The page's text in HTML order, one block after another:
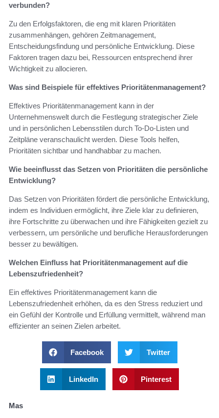
verbunden?
Zu den Erfolgsfaktoren, die eng mit klaren Prioritäten
zusammenhängen, gehören Zeitmanagement,
Entscheidungsfindung und persönliche Entwicklung. Diese
Faktoren tragen dazu bei, Ressourcen entsprechend ihrer
Wichtigkeit zu allocieren.
Was sind Beispiele für effektives Prioritätenmanagement?
Effektives Prioritätenmanagement kann in der
Unternehmenswelt durch die Festlegung strategischer Ziele
und in persönlichen Lebensstilen durch To-Do-Listen und
Zeitpläne veranschaulicht werden. Diese Tools helfen,
Prioritäten sichtbar und handhabbar zu machen.
Wie beeinflusst das Setzen von Prioritäten die persönliche
Entwicklung?
Das Setzen von Prioritäten fördert die persönliche Entwicklung,
indem es Individuen ermöglicht, ihre Ziele klar zu definieren,
ihre Fortschritte zu überwachen und ihre Fähigkeiten gezielt zu
verbessern, um persönliche und berufliche Herausforderungen
besser zu bewältigen.
Welchen Einfluss hat Prioritätenmanagement auf die
Lebenszufriedenheit?
Ein effektives Prioritätenmanagement kann die
Lebenszufriedenheit erhöhen, da es den Stress reduziert und
ein Gefühl der Kontrolle und Erfüllung vermittelt, während man
effizienter an seinen Zielen arbeitet.
Facebook Twitter
LinkedIn Pinterest
Mas